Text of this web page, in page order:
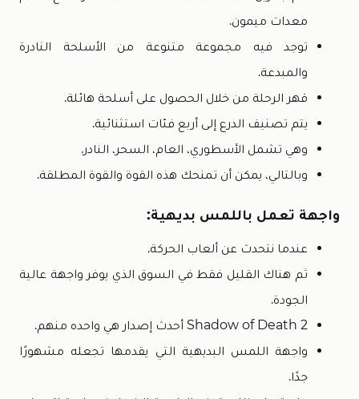
معدات ميمون.
توجد فيه مجموعة متنوعة من الأسلحة النادرة
والمبدعة.
قهر الرحلة من خلال الحصول على أسلحة هائلة.
يتم تصنيف الدرع إلى أربع فئات استثنائية.
وهي تشمل الأسطوري، العام، السحر، النادر.
وبالتالي، يمكن أن تمنحك هذه القوة والقوة المطلقة.
واجهة تعمل باللمس بديهية:
عندما نتحدث عن ألعاب الحركة.
ثم هناك القليل فقط في السوق الذي يوفر واجهة عالية
الجودة.
Shadow of Death 2 أحدث إصدار هي واحده منهم.
واجهة اللمس البديهية التي يقدمها تجعله مشهورًا
جدًا.